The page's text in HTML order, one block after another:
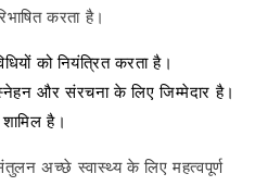
करता है।
को नियंत्रित करता है।
और संरचना के लिए जिम्मेदार है।
है।
अच्छे स्वास्थ्य के लिए महत्वपूर्ण